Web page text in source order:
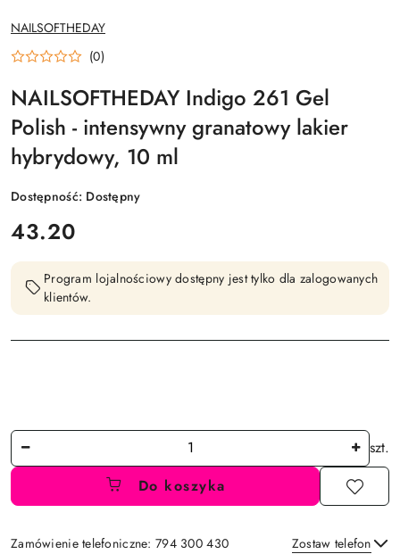
NAZWA
PRODUCENTA:
NAILSOFTHEDAY
(0)
NAILSOFTHEDAY Indigo 261 Gel
Polish - intensywny granatowy lakier
hybrydowy, 10 ml
Dostępność: Dostępny
cena:
43.20
Program lojalnościowy dostępny jest tylko dla zalogowanych
klientów.
Ilość
szt.
Do koszyka
Zamówienie telefoniczne: 794 300 430 Zostaw telefon